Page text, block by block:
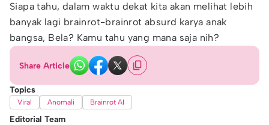
Siapa tahu, dalam waktu dekat kita akan melihat lebih
banyak lagi brainrot-brainrot absurd karya anak
bangsa, Bela? Kamu tahu yang mana saja nih?
Share Article
Topics
Viral Anomali Brainrot AI
Editorial Team